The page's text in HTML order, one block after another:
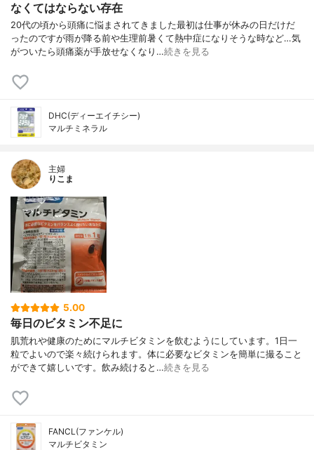
なくてはならない存在
20代の頃から頭痛に悩まされてきました最初は仕事が休みの日だけだ
ったのですが雨が降る前や生理前暑くて熱中症になりそうな時など…気
がついたら頭痛薬が手放せなくなり…続きを見る
DHC(ディーエイチシー)
マルチミネラル
主婦
りこま
5.00
毎日のビタミン不足に
肌荒れや健康のためにマルチビタミンを飲むようにしています。1日一
粒でよいので楽々続けられます。体に必要なビタミンを簡単に撮ること
ができて嬉しいです。飲み続けると…続きを見る
FANCL(ファンケル)
マルチビタミン